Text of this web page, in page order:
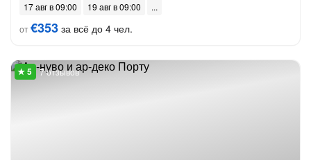
17 авг в 09:00
19 авг в 09:00
от€353 за всё до 4 чел.
7 отзывов